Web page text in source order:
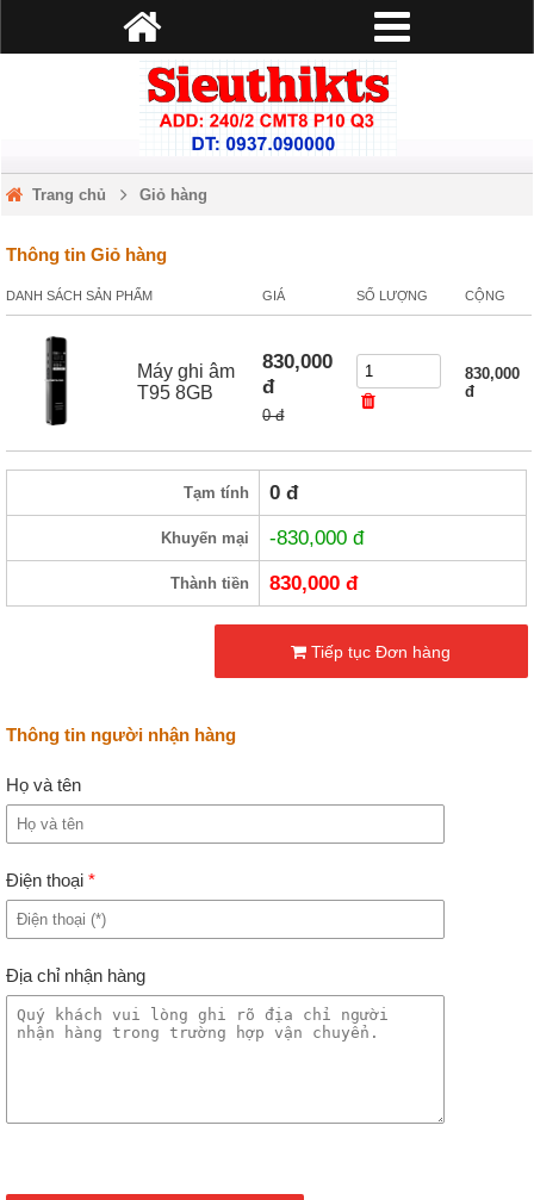
Trang chủ Giỏ hàng
Thông tin Giỏ hàng
DANH SÁCH SẢN PHẨM GIÁ SỐ LƯỢNG CỘNG
Máy ghi âm
T95 8GB
830,000
đ
0 đ
830,000
đ
Tạm tính 0 đ
Khuyến mại -830,000 đ
Thành tiền 830,000 đ
Tiếp tục Đơn hàng
Thông tin người nhận hàng
Họ và tên
Điện thoại*
Địa chỉ nhận hàng